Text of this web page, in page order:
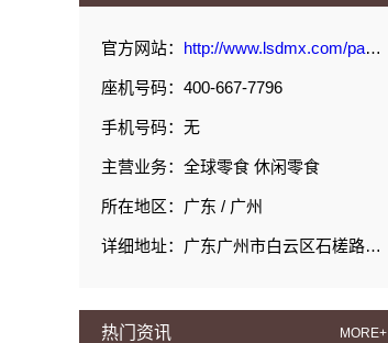
官方网站： http://www.lsdmx.com/page/3.html#p1
座机号码：400-667-7796
手机号码：无
主营业务：全球零食 休闲零食
所在地区：广东 / 广州
详细地址：广东广州市白云区石槎路聚源街50号1#栋15层1508室
热门资讯 MORE+